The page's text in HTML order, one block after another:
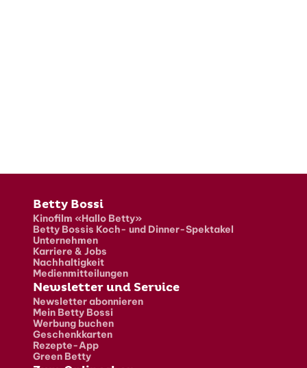
Fusszeile
Betty Bossi
Kinofilm «Hallo Betty»
Betty Bossis Koch- und Dinner-Spektakel
Unternehmen
Karriere & Jobs
Nachhaltigkeit
Medienmitteilungen
Newsletter und Service
Newsletter abonnieren
Mein Betty Bossi
Werbung buchen
Geschenkkarten
Rezepte-App
Green Betty